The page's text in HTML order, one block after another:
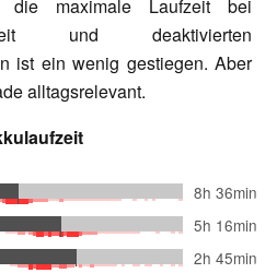
die maximale Laufzeit bei
und deaktivierten
ist ein wenig gestiegen. Aber
alltagsrelevant.
8h 36min
5h 16min
2h 45min